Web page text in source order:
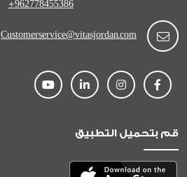
+962778455386
Customerservice@vitasjordan.com
قم بتحميل التطبيق